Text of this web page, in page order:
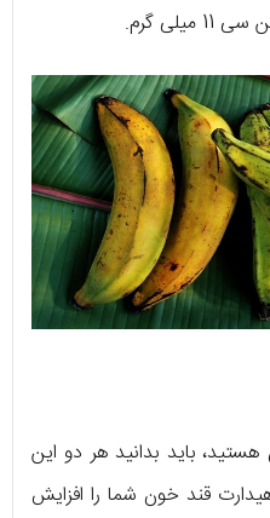
هستید، باید بدانید هر دو این
قند خون شما را افزایش